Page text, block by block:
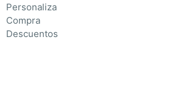
Personaliza
Compra
Descuentos